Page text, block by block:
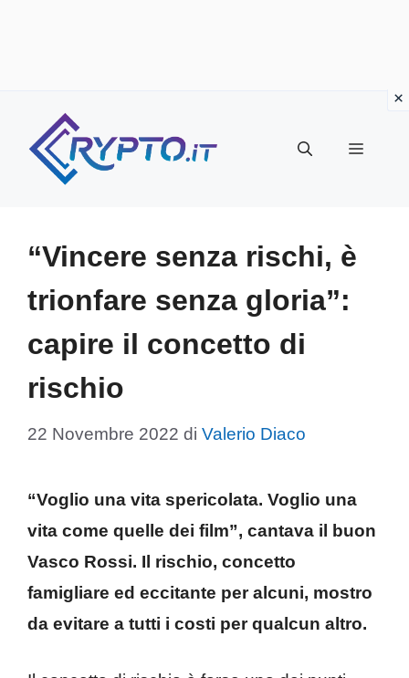
contenuto
Menu
“Vincere senza rischi, è
trionfare senza gloria”:
capire il concetto di
rischio
22 Novembre 2022 di Valerio Diaco
“Voglio una vita spericolata. Voglio una
vita come quelle dei film”, cantava il buon
Vasco Rossi. Il rischio, concetto
famigliare ed eccitante per alcuni, mostro
da evitare a tutti i costi per qualcun altro.